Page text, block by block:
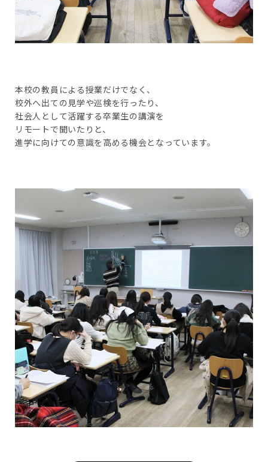
本校の教員による授業だけでなく、
校外へ出ての見学や巡検を行ったり、
社会人として活躍する卒業生の講演を
リモートで聞いたりと、
進学に向けての意識を高める機会となっています。